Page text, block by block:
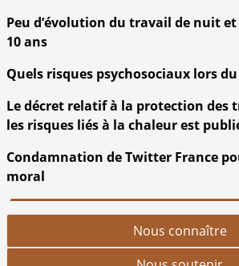
Peu d’évolution du travail de nuit
10 ans
Quels risques psychosociaux lors
Le décret relatif à la protection des
les risques liés à la chaleur est
Condamnation de Twitter France
moral
Nous connaître